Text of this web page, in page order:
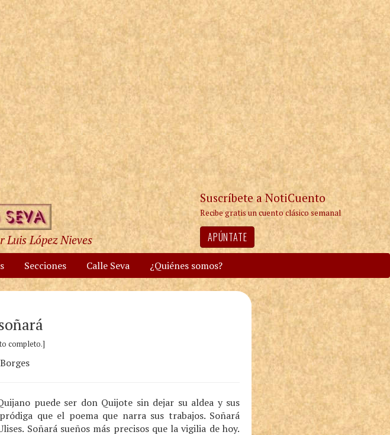
Luis López Nieves
Suscríbete a NotiCuento
Recibe gratis un cuento clásico semanal
APÚNTATE
Secciones Calle Seva ¿Quiénes somos?
completo.]
puede ser don Quijote sin dejar su aldea y sus
que el poema que narra sus trabajos. Soñará
Soñará sueños más precisos que la vigilia de hoy.